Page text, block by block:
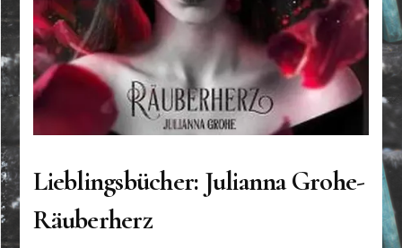
Lieblingsbücher: Julianna Grohe-
Räuberherz